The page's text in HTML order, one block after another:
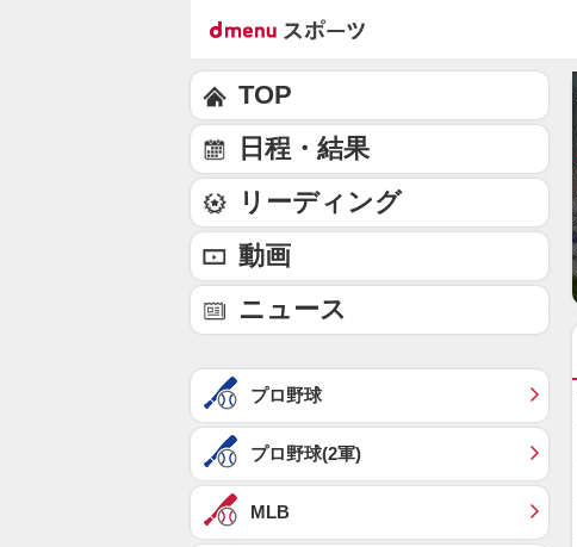
TOP
日程・結果
リーディング
動画
ニュース
プロ野球
プロ野球(2軍)
MLB